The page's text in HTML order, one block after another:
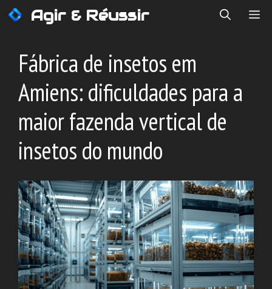
Saltar
para
conteúdo
Agir & Réussir
Fábrica de insetos em
Amiens: dificuldades para a
maior fazenda vertical de
insetos do mundo